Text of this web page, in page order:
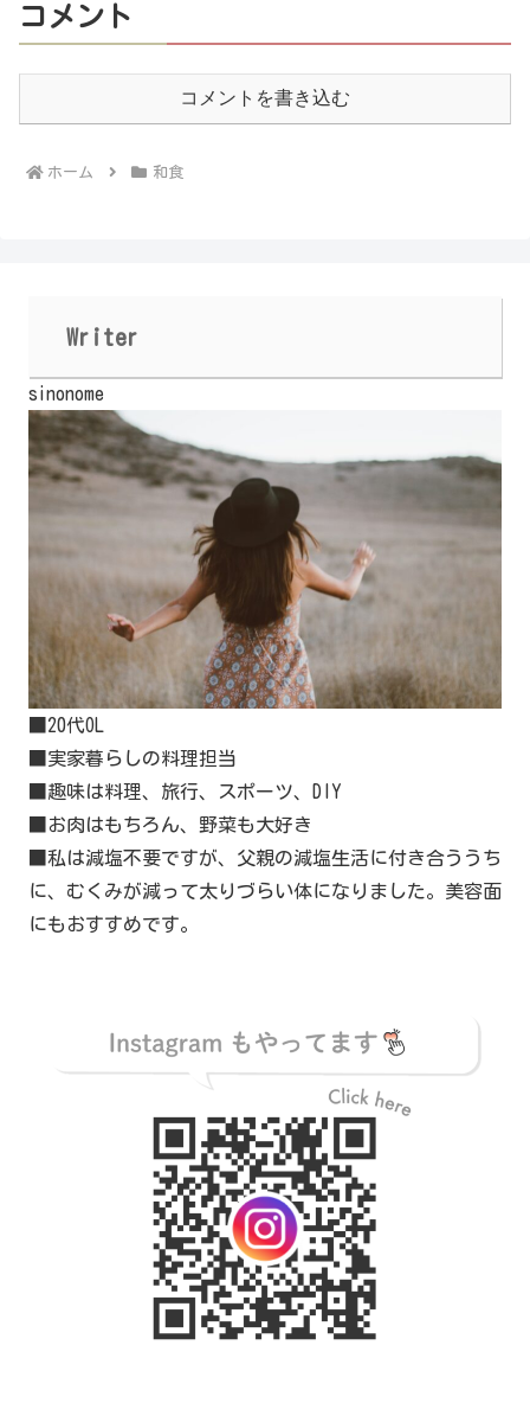
コメント
コメントを書き込む
ホーム 和食
Writer
sinonome
■20代OL
■実家暮らしの料理担当
■趣味は料理、旅行、スポーツ、DIY
■お肉はもちろん、野菜も大好き
■私は減塩不要ですが、父親の減塩生活に付き合ううち
に、むくみが減って太りづらい体になりました。美容面
にもおすすめです。